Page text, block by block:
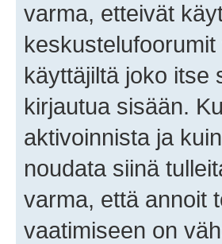
varma, etteivät
käyttäjiltä joko itse
kirjautua sisään.
aktivoinnista ja
noudata siinä
varma, että annoit
vaatimiseen on